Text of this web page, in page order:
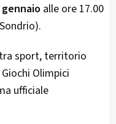
alle ore 17.00
sport, territorio
Olimpici
ufficiale